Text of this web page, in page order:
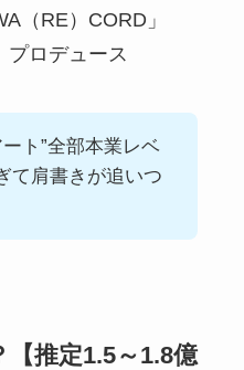
（RE）CORD」
プロデュース
ト”全部本業レベ
て肩書きが追いつ
推定1.5～1.8億